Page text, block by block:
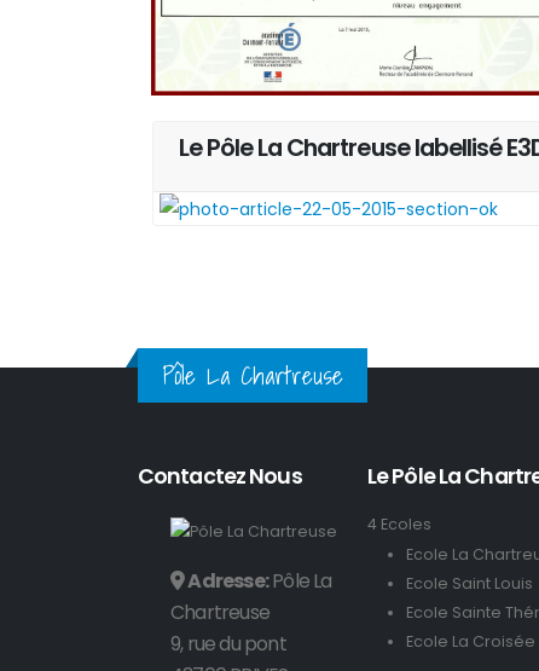
Le Pôle La Chartreuse labellisé
Pôle La Chartreuse
Contactez Nous
Adresse:Pôle La
Chartreuse
9, rue du pont
Le Pôle La
4 Ecoles
Ecole La
Ecole Saint Louis
Ecole Sainte
Ecole La